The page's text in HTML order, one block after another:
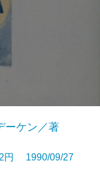
ーケン／著
円 1990/09/27